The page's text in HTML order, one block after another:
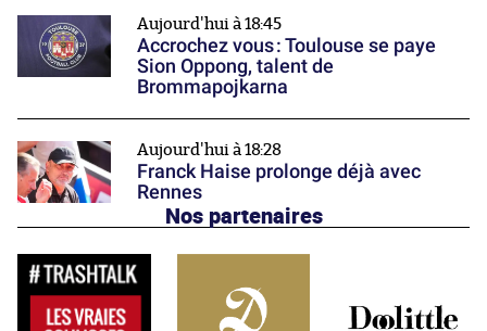
Aujourd'hui à 18:45
Accrochez vous : Toulouse se paye
Sion Oppong, talent de
Brommapojkarna
Aujourd'hui à 18:28
Franck Haise prolonge déjà avec
Rennes
Nos partenaires